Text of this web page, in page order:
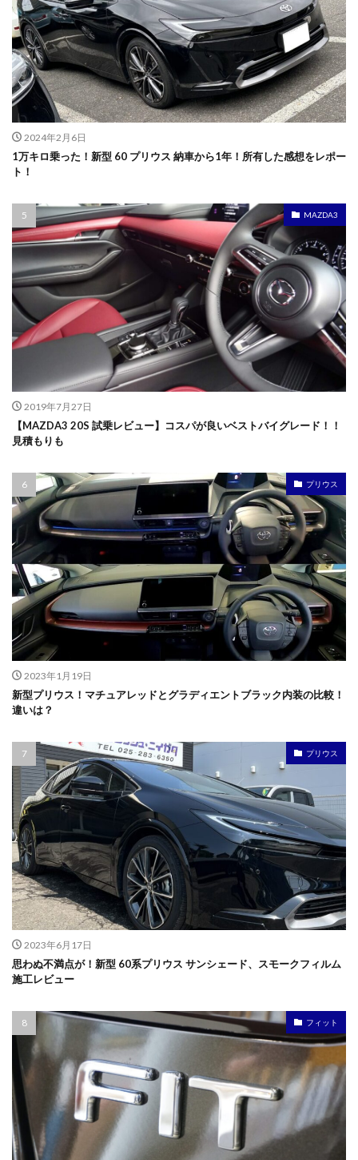
2024年2月6日
1万キロ乗った！新型 60 プリウス 納車から1年！所有した感想をレポー
ト！
MAZDA3
2019年7月27日
【MAZDA3 20S 試乗レビュー】コスパが良いベストバイグレード！！
見積もりも
プリウス
2023年1月19日
新型プリウス！マチュアレッドとグラディエントブラック内装の比較！
違いは？
プリウス
2023年6月17日
思わぬ不満点が！新型 60系プリウス サンシェード、スモークフィルム
施工レビュー
フィット